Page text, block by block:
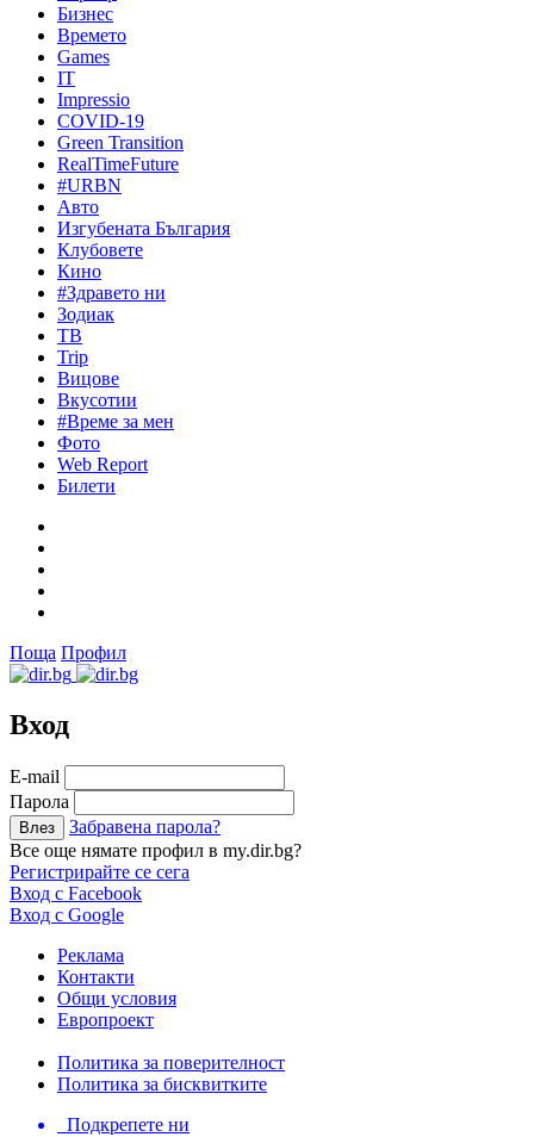
Бизнес
Времето
Games
IT
Impressio
COVID-19
Green Transition
RealTimeFuture
#URBN
Авто
Изгубената България
Клубовете
Кино
#Здравето ни
Зодиак
ТВ
Trip
Вицове
Вкусотии
#Време за мен
Фото
Web Report
Билети
Поща Профил
Вход
Е-mail
Парола
Забравена парола?
Все още нямате профил в my.dir.bg?
Регистрирайте се сега
Вход с Facebook
Вход с Google
Реклама
Контакти
Общи условия
Европроект
Политика за поверителност
Политика за бисквитките
Подкрепете ни